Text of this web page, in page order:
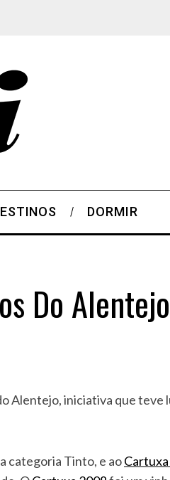
DORMIR
Do Alentejo
Alentejo, iniciativa que teve
categoria Tinto, e ao